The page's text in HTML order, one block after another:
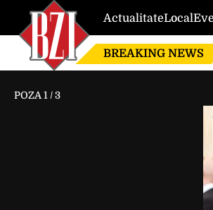
ActualitateLocal
BREAKING NEWS
POZA 1 /3